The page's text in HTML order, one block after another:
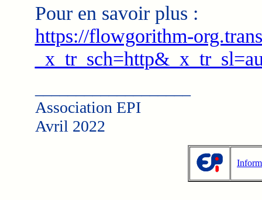
Pour en savoir plus :
https://flowgorithm-
Association EPI
Avril 2022